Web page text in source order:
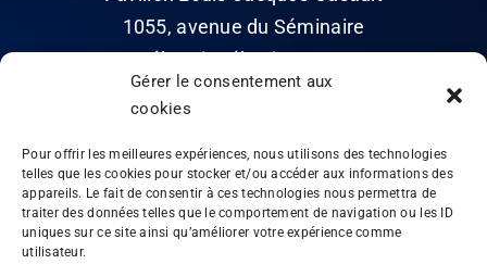
Gérer le consentement aux
cookies
Pour offrir les meilleures expériences, nous utilisons des technologies
telles que les cookies pour stocker et/ou accéder aux informations des
appareils. Le fait de consentir à ces technologies nous permettra de
traiter des données telles que le comportement de navigation ou les ID
uniques sur ce site ainsi qu’améliorer votre expérience comme
utilisateur.
1055, avenue du Séminaire
Québec (Québec) G1V 0A6
Ce site est protégé par reCAPTCHA. Lesrègles de
confidentialité